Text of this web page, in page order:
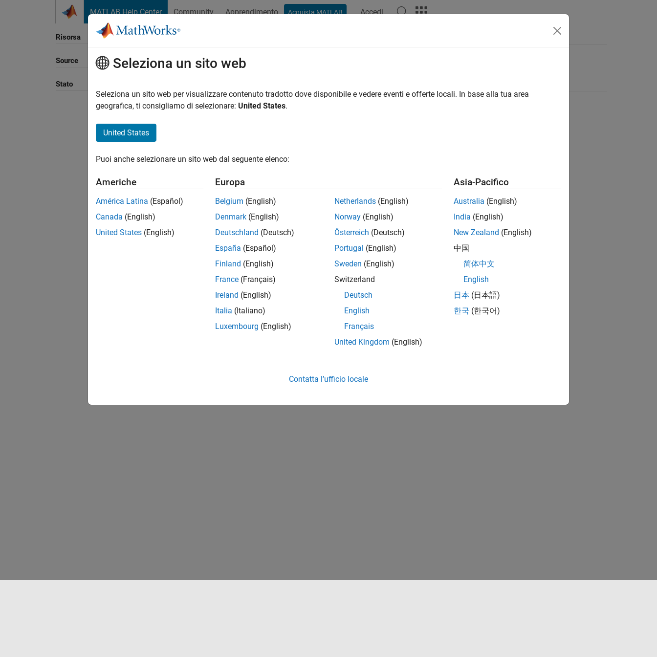
MATLAB Help Center Community Apprendimento Acquista MATLAB Accedi
Risorsa
Source
Stato
Ordina per
Seleziona un sito web
Seleziona un sito web per visualizzare contenuto tradotto dove disponibile e vedere eventi e offerte locali. In base alla tua area
geografica, ti consigliamo di selezionare: United States.
United States
Puoi anche selezionare un sito web dal seguente elenco:
Americhe
América Latina (Español)
Canada (English)
United States (English)
Europa
Belgium (English)
Denmark (English)
Deutschland (Deutsch)
España (Español)
Finland (English)
France (Français)
Ireland (English)
Italia (Italiano)
Luxembourg (English)
Netherlands (English)
Norway (English)
Österreich (Deutsch)
Portugal (English)
Sweden (English)
Switzerland
Deutsch
English
Français
United Kingdom (English)
Asia-Pacifico
Australia (English)
India (English)
New Zealand (English)
中国
简体中文
English
日本 (日本語)
한국 (한국어)
Contatta l’ufficio locale